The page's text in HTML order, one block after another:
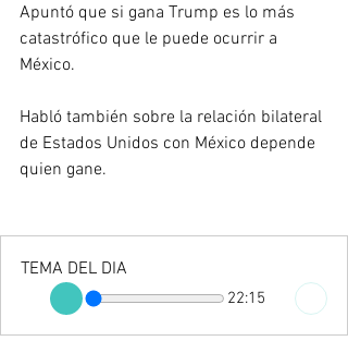
Apuntó que si gana Trump es lo más
catastrófico que le puede ocurrir a
México.
Habló también sobre la relación bilateral
de Estados Unidos con México depende
quien gane.
TEMA DEL DIA
22:15